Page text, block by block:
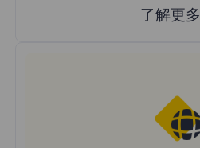
了解更多